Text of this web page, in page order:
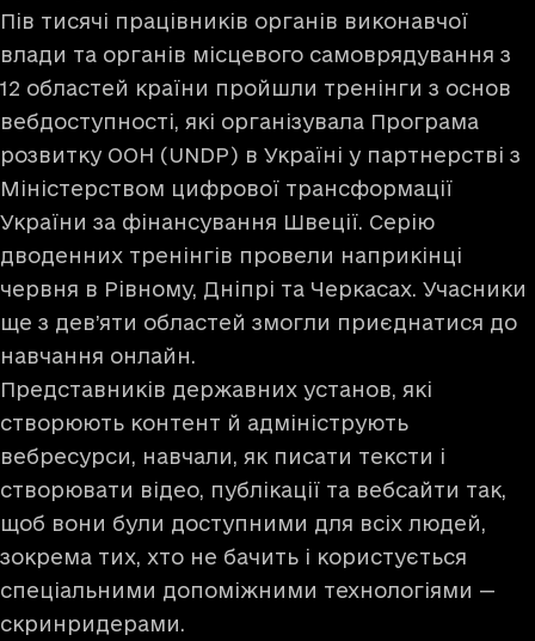
Пів тисячі працівників органів виконавчої
влади та органів місцевого самоврядування з
12 областей країни пройшли тренінги з основ
вебдоступності, які організувала Програма
розвитку ООН (UNDP) в Україні у партнерстві з
Міністерством цифрової трансформації
України за фінансування Швеції. Серію
дводенних тренінгів провели наприкінці
червня в Рівному, Дніпрі та Черкасах. Учасники
ще з дев’яти областей змогли приєднатися до
навчання онлайн.
Представників державних установ, які
створюють контент й адмініструють
вебресурси, навчали, як писати тексти і
створювати відео, публікації та вебсайти так,
щоб вони були доступними для всіх людей,
зокрема тих, хто не бачить і користується
спеціальними допоміжними технологіями —
скринридерами.